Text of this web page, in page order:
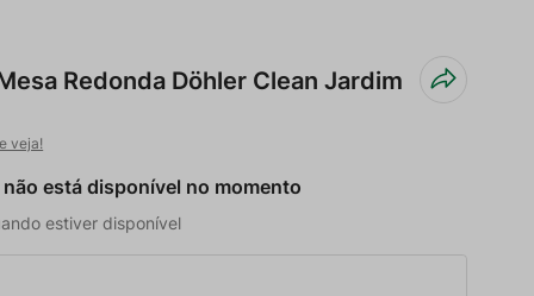
Redonda Döhler Clean Jardim
veja!
está disponível no momento
estiver disponível